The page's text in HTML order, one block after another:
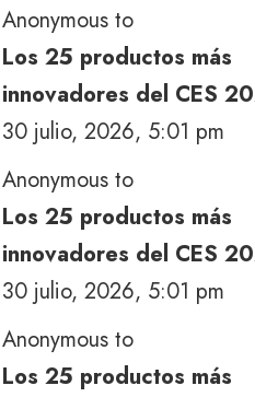
Anonymous to
Los 25 productos más
innovadores del CES
30 julio, 2026, 5:01 pm
Anonymous to
Los 25 productos más
innovadores del CES
30 julio, 2026, 5:01 pm
Anonymous to
Los 25 productos más